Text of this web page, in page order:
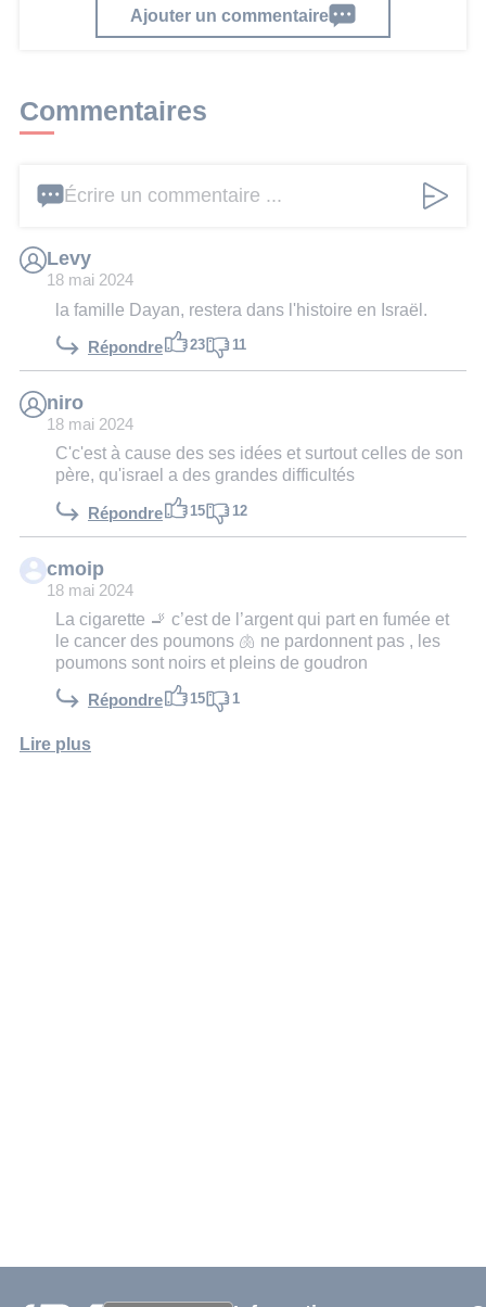
Ajouter un commentaire
Commentaires
Écrire un commentaire ...
Levy
18 mai 2024
la famille Dayan, restera dans l'histoire en Israël.
Répondre 23 11
niro
18 mai 2024
C'c'est à cause des ses idées et surtout celles de son
père, qu'israel a des grandes difficultés
Répondre 15 12
cmoip
18 mai 2024
La cigarette 🚬 c’est de l’argent qui part en fumée et
le cancer des poumons 🫁 ne pardonnent pas , les
poumons sont noirs et pleins de goudron
Répondre 15 1
Lire plus